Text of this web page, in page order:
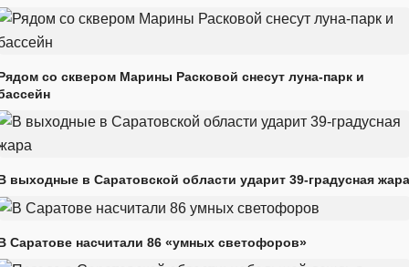
со сквером Марины Расковой снесут луна-парк и
выходные в Саратовской области ударит 39-градусная жара
Саратове насчитали 86 «умных светофоров»